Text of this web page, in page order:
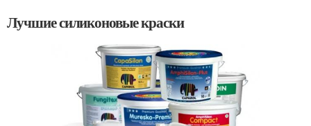
Лучшие силиконовые краски